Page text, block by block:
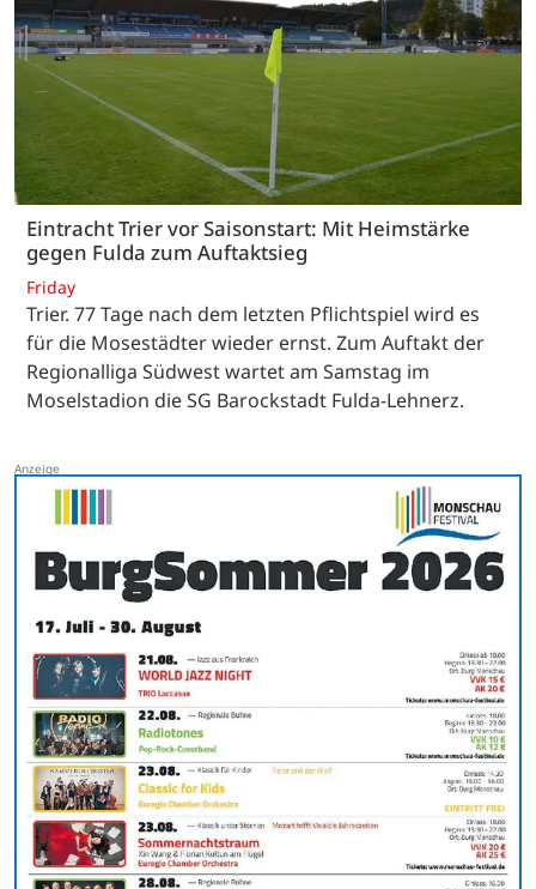
Eintracht Trier vor Saisonstart: Mit Heimstärke
gegen Fulda zum Auftaktsieg
Friday
Trier. 77 Tage nach dem letzten Pflichtspiel wird es
für die Mosestädter wieder ernst. Zum Auftakt der
Regionalliga Südwest wartet am Samstag im
Moselstadion die SG Barockstadt Fulda-Lehnerz.